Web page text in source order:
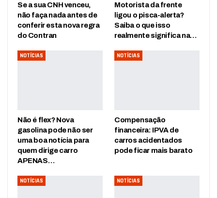
Se a sua CNH venceu,
não faça nada antes de
conferir esta nova regra
do Contran
Motorista da frente
ligou o pisca-alerta?
Saiba o que isso
realmente significa na…
NOTÍCIAS
Não é flex? Nova
gasolina pode não ser
uma boa notícia para
quem dirige carro
APENAS…
NOTÍCIAS
Compensação
financeira: IPVA de
carros acidentados
pode ficar mais barato
NOTÍCIAS NOTÍCIAS